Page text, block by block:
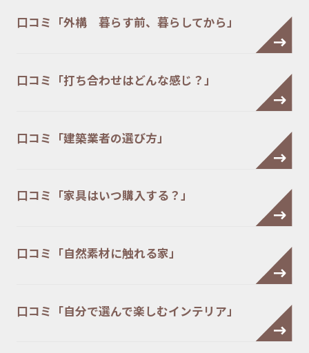
口コミ「外構 暮らす前、暮らしてから」
口コミ「打ち合わせはどんな感じ？」
口コミ「建築業者の選び方」
口コミ「家具はいつ購入する？」
口コミ「自然素材に触れる家」
口コミ「自分で選んで楽しむインテリア」